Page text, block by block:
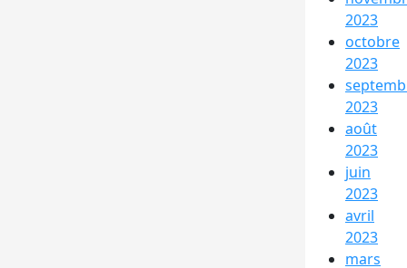
2023
octobre
2023
2023
août
2023
juin
2023
avril
2023
mars